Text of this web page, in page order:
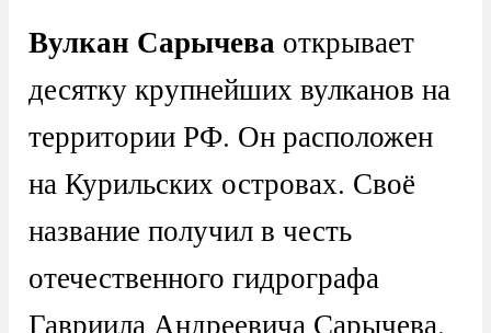
Вулкан Сарычева открывает
десятку крупнейших вулканов на
территории РФ. Он расположен
на Курильских островах. Своё
название получил в честь
отечественного гидрографа
Гавриила Андреевича Сарычева.